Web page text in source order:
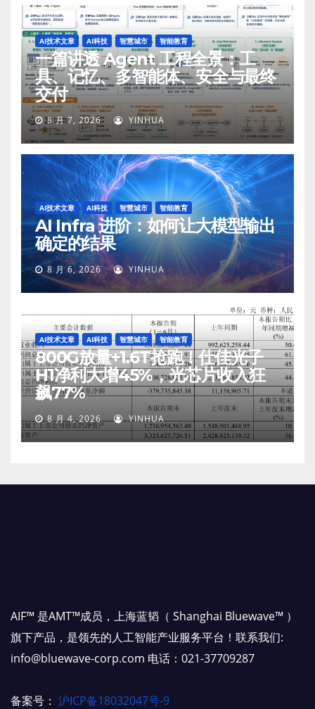
AI技术文章 AI科技 智慧城市 智能教育
一篇讲透 Agent 工程全景：工
具、记忆、多智能体、安全与最终
交付
8 月 7, 2026 YINHUA
AI技术文章 AI科技 智慧城市 智能教育
AI Infra 进阶：如何让大模型输出
确定的结果
8 月 6, 2026 YINHUA
AI技术文章 AI科技 智慧城市 智能教育
800G放量+1.6T抢跑！仕佳光子
H1净利大增45%，光芯片收入狂
飙77%
8 月 4, 2026 YINHUA
AIF™ 是AMT™成员，上海蓝韬（ Shanghai Bluewave™ ）
旗下产品，是领先的人工智能产业服务平台！联系我们:
info@bluewave-corp.com 电话：021-37709287
备案号： 沪ICP备18032047号-9